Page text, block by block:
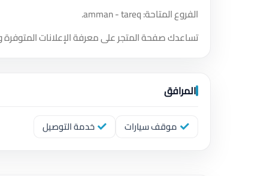
الفروع المتاحة: amman - tareq.
تساعدك صفحة المتجر على معرفة الإعلانات
المرافق
موقف سيارات خدمة التوصيل